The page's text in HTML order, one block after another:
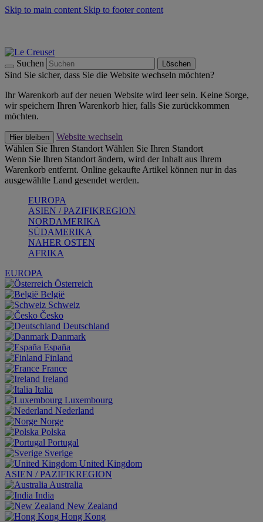
Skip to main content Skip to footer content
Suchen Löschen
Sind Sie sicher, dass Sie die Website wechseln möchten?
Ihr Warenkorb auf der neuen Website wird leer sein. Keine Sorge,
wir speichern Ihren Warenkorb hier, falls Sie zurückkommen
möchten.
Hier bleiben
Website wechseln
Wählen Sie Ihren Standort Wählen Sie Ihren Standort
Wenn Sie Ihren Standort ändern, wird der Inhalt aus Ihrem
Warenkorb entfernt. Online gekaufte Artikel können nur in das
ausgewählte Land gesendet werden.
EUROPA
ASIEN / PAZIFIKREGION
NORDAMERIKA
SÜDAMERIKA
NAHER OSTEN
AFRIKA
EUROPA
Österreich
België
Schweiz
Česko
Deutschland
Danmark
España
Finland
France
Ireland
Italia
Luxembourg
Nederland
Norge
Polska
Portugal
Sverige
United Kingdom
ASIEN / PAZIFIKREGION
Australia
India
New Zealand
Hong Kong